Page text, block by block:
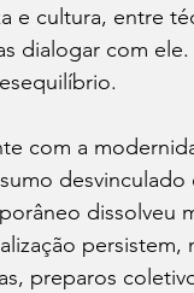
e cultura, entre
dialogar com
com a
dissolveu
persistem,
preparos